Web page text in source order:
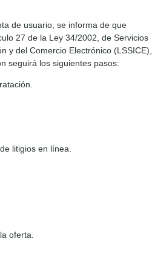
de usuario, se informa de que
27 de la Ley 34/2002, de Servicios
y del Comercio Electrónico (LSSICE),
seguirá los siguientes pasos:
litigios en línea.
oferta.